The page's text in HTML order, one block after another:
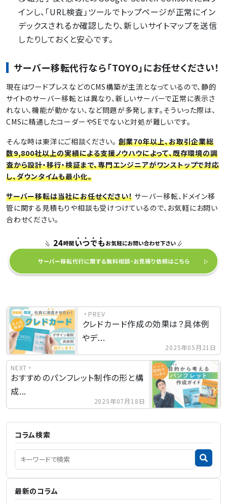
インし、「URL検査」ツールでトップページが正常にイン
デックスされるか確認したり、新しいサイトマップを送信
したりしておくと安心です。
サーバー移転代行なら「TOYO」にお任せください！
現在はワードプレスなどのCMS構築が主流となっているので、静的
サイトのサーバー移転とは異なり、新しいサーバーで正常に表示さ
れない、機能が動かない、など問題が多発します。そういった際は、
CMSに精通したコーダーやSEでないと対処が難しいです。
そんな時は東洋にご相談ください。 創業70年以上、お取引企業総
数9,800社以上の実績による支援ノウハウによって、既存環境の調
査から設計・移行・検証まで、専門エンジニアがワンストップで対応
し、ダウンタイムも最小化。
サーバー移転は当社にお任せください！ サーバー移転、ドメイン移
管に関する見積もりや相談も受けつけているので、お気軽にお問い
合わせください。
PREV
クレドカード作成の効果は？具体例
やデ...
2025年05月21日
NEXT
おすすめのパンフレット制作の形と構
成...
2025年07月18日
コラム検索
最新のコラム